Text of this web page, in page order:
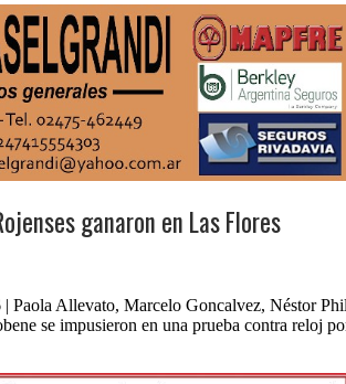
ganaron en Las Flores
| Paola Allevato, Marcelo Goncalvez, Néstor
se impusieron en una prueba contra reloj